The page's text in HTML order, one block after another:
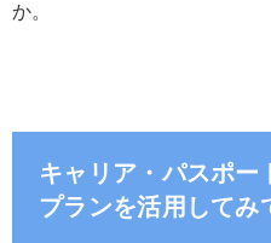
か。
キャリア・パスポー
プランを活用してみ